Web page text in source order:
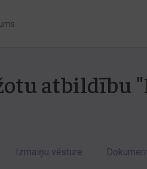
atbildību
Izmaiņu vēsture